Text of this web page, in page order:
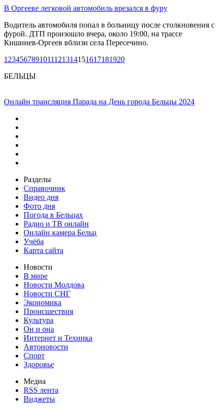
В Оргееве легковой автомобиль врезался в фуру
Водитель автомобиля попал в больницу после столкновения с
фурой. ДТП произошло вчера, около 19:00, на трассе
Кишинев-Оргеев вблизи села Пересечино.
1 234567891011121314151617181920
БЕЛЬЦЫ
Онлайн трансляция Парада на День города Бельцы 2024
Разделы
Справочник
Видео дня
Фото дня
Погода в Бельцах
Радио и ТВ онлайн
Онлайн камера Бельц
Учёба
Карта сайта
Новости
В мире
Новости Молдова
Новости СНГ
Экономика
Происшествия
Культура
Он и она
Интернет и Техника
Автоновости
Спорт
Здоровье
Медиа
RSS лента
Виджеты